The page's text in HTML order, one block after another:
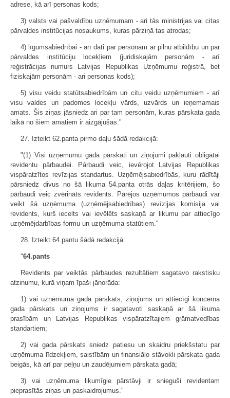
adrese, kā arī personas kods;
3) valsts vai pašvaldību uzņēmumam - ari tās ministrijas vai citas
pārvaldes institūcijas nosaukums, kuras pārziņā tas atrodas;
4) līgumsabiedrībai - arī dati par personām ar pilnu atbildību un par
pārvaldes institūciju locekļiem (juridiskajām personām - arī
reģistrācijas numurs Latvijas Republikas Uzņēmumu reģistrā, bet
fiziskajām personām - ari personas kods);
5) visu veidu statūtsabiedrībām un citu veidu uzņēmumiem - arī
visu valdes un padomes locekļu vārds, uzvārds un ieņemamais
amats. Šis ziņas jāsniedz ari par tam personām, kuras pārskata gada
laikā no šiem amatiem ir aizgājušas."
27. Izteikt 62.panta pirmo daļu šādā redakcijā:
"(1) Visi uzņēmumu gada pārskati un ziņojumi pakļauti obligātai
revidentu pārbaudei. Pārbaudi veic, ievērojot Latvijas Republikas
vispāratzītos revīzijas standartus. Uzņēmējsabiedrībās, kuru rādītāji
pārsniedz divus no šā likuma 54.panta otrās daļas kritērijiem, šo
pārbaudi veic zvērināts revidents. Pārējos uzņēmumos pārbaudi var
veikt šā uzņēmuma (uzņēmējsabiedrības) revīzijas komisija vai
revidents, kurš iecelts vai ievēlēts saskaņā ar likumu par attiecīgo
uzņēmējdarbības formu un uzņēmuma statūtiem."
28. Izteikt 64.pantu šādā redakcijā:
"64.pants
Revidents par veiktās pārbaudes rezultātiem sagatavo rakstisku
atzinumu, kurā viņam īpaši jānorāda:
1) vai uzņēmuma gada pārskats, ziņojums un attiecīgi koncerna
gada pārskats un ziņojums ir sagatavoti saskaņā ar šā likuma
prasībām un Latvijas Republikas vispāratzītajiem grāmatvedības
standartiem;
2) vai gada pārskats sniedz patiesu un skaidru priekšstatu par
uzņēmuma līdzekļiem, saistībām un finansiālo stāvokli pārskata gada
beigās, kā arī par peļņu un zaudējumiem pārskata gadā;
3) vai uzņēmuma likumīgie pārstāvji ir snieguši revidentam
pieprasītās ziņas un paskaidrojumus."